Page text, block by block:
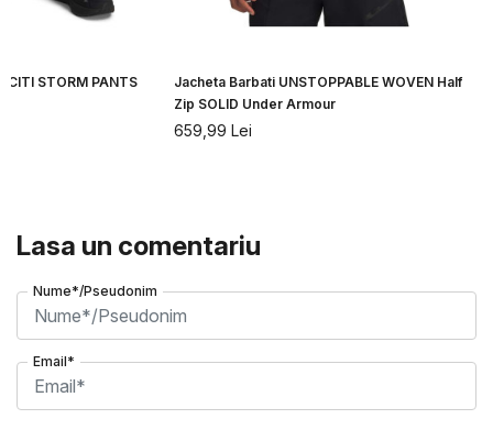
STORM PANTS
Jacheta Barbati UNSTOPPABLE WOVEN Half
Zip SOLID Under Armour
659,99 Lei
Lasa un comentariu
Nume*/Pseudonim
Email*